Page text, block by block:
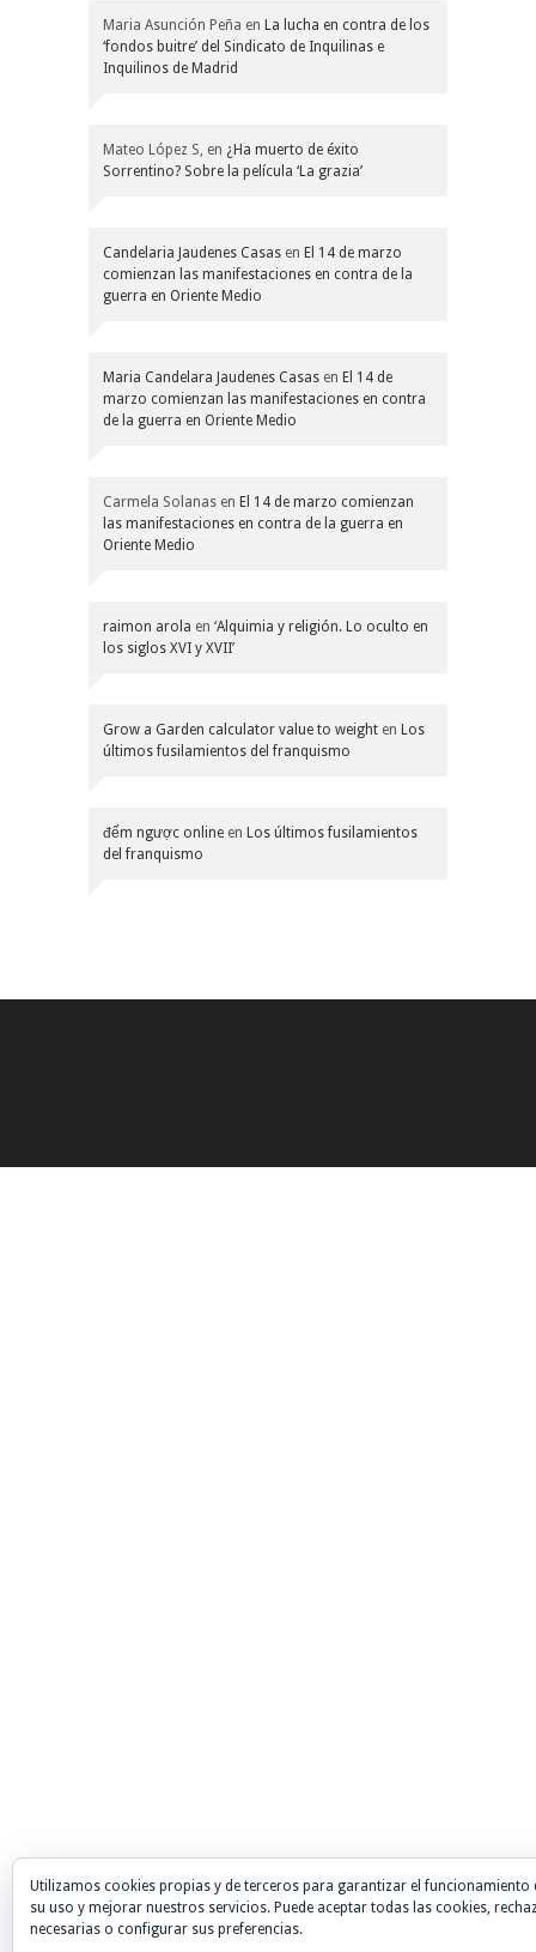
Maria Asunción Peña en La lucha en contra de los
‘fondos buitre’ del Sindicato de Inquilinas e
Inquilinos de Madrid
Mateo López S, en ¿Ha muerto de éxito
Sorrentino? Sobre la película ‘La grazia’
Candelaria Jaudenes Casas en El 14 de marzo
comienzan las manifestaciones en contra de la
guerra en Oriente Medio
Maria Candelara Jaudenes Casas en El 14 de
marzo comienzan las manifestaciones en contra
de la guerra en Oriente Medio
Carmela Solanas en El 14 de marzo comienzan
las manifestaciones en contra de la guerra en
Oriente Medio
raimon arola en ‘Alquimia y religión. Lo oculto en
los siglos XVI y XVII’
Grow a Garden calculator value to weight en Los
últimos fusilamientos del franquismo
đếm ngược online en Los últimos fusilamientos
del franquismo
Utilizamos cookies propias y de terceros para garantizar el funcionamiento
su uso y mejorar nuestros servicios. Puede aceptar todas las cookies,
necesarias o configurar sus preferencias.